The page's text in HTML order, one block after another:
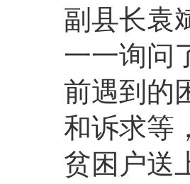
副县长袁
一一询问
前遇到的
和诉求等
贫困户送